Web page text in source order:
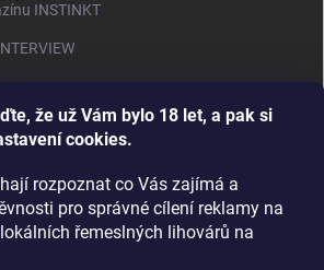
že už Vám bylo 18 let, a pak si
cookies.
rozpoznat co Vás zajímá a
pro správné cílení reklamy na
řemeslných lihovárů na
INSTINKT
práci
v magazínu DRINKING-CAT